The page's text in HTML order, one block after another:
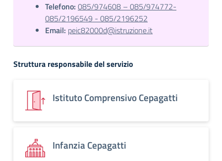
Telefono: 085/974608 – 085/974772-
085/2196549 - 085/2196252
Email: peic82000d@istruzione.it
Struttura responsabile del servizio
Istituto Comprensivo Cepagatti
Infanzia Cepagatti